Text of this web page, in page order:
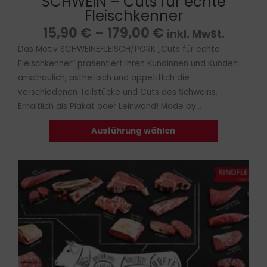
Fleischkenner
15,90 € – 179,00 € inkl. MwSt.
Das Motiv SCHWEINEFLEISCH/PORK „Cuts für echte
Fleischkenner“ präsentiert Ihren Kundinnen und Kunden
anschaulich, ästhetisch und appetitlich die
verschiedenen Teilstücke und Cuts des Schweins.
Erhältlich als Plakat oder Leinwand! Made by...
Ausführung wählen
Preisspanne:
15,90 €
bis
179,00 €
Dieses
Produkt
weist
mehrere
Varianten
auf.
Die